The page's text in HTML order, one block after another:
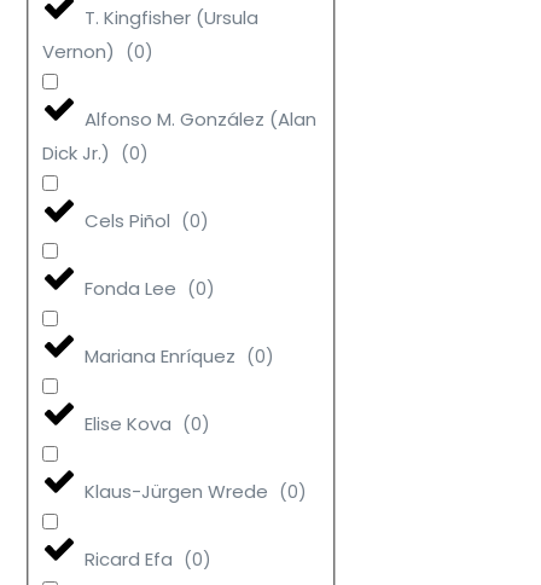
T. Kingfisher (Ursula
Vernon) (0)
Alfonso M. González (Alan
Dick Jr.) (0)
Cels Piñol (0)
Fonda Lee (0)
Mariana Enríquez (0)
Elise Kova (0)
Klaus-Jürgen Wrede (0)
Ricard Efa (0)